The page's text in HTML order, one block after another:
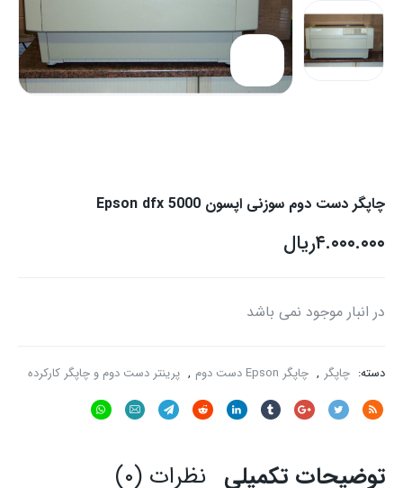
چاپگر دست دوم سوزنی اپسون Epson dfx 5000
ریال۴.۰۰۰.۰۰۰
در انبار موجود نمی باشد
دسته: چاپگر , چاپگر Epson دست دوم , پرینتر دست دوم و چاپگر کارکرده
توضیحات تکمیلی نظرات (۰)